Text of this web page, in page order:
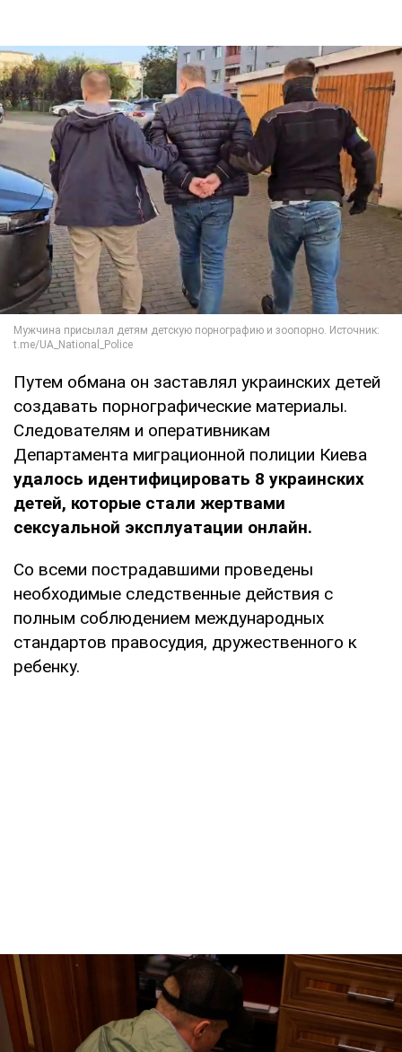
Путем обмана он заставлял украинских детей
создавать порнографические материалы.
Следователям и оперативникам
Департамента миграционной полиции Киева
удалось идентифицировать 8 украинских
детей, которые стали жертвами
сексуальной эксплуатации онлайн.
Со всеми пострадавшими проведены
необходимые следственные действия с
полным соблюдением международных
стандартов правосудия, дружественного к
ребенку.